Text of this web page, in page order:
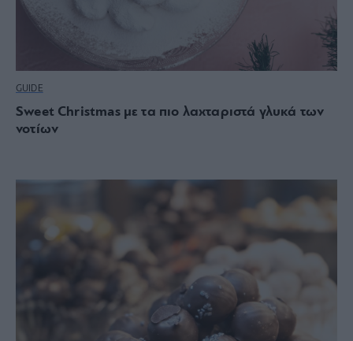
GUIDE
Sweet Christmas με τα πιο λαχταριστά γλυκά των
νοτίων